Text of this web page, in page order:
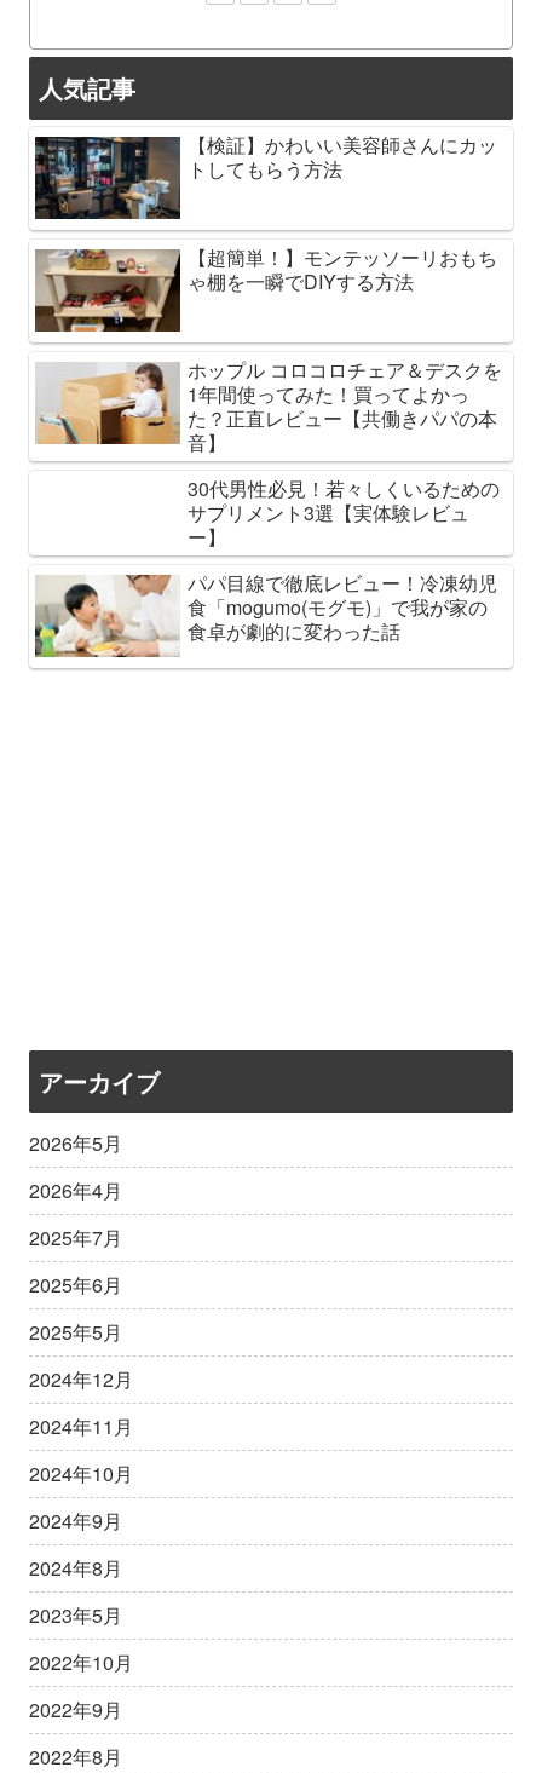
人気記事
【検証】かわいい美容師さんにカッ
トしてもらう方法
【超簡単！】モンテッソーリおもち
ゃ棚を一瞬でDIYする方法
ホップル コロコロチェア＆デスクを
1年間使ってみた！買ってよかっ
た？正直レビュー【共働きパパの本
音】
30代男性必見！若々しくいるための
サプリメント3選【実体験レビュ
ー】
パパ目線で徹底レビュー！冷凍幼児
食「mogumo(モグモ)」で我が家の
食卓が劇的に変わった話
アーカイブ
2026年5月
2026年4月
2025年7月
2025年6月
2025年5月
2024年12月
2024年11月
2024年10月
2024年9月
2024年8月
2023年5月
2022年10月
2022年9月
2022年8月